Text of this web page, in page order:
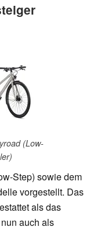
(Low-
Step) sowie dem
vorgestellt. Das
als das
auch als